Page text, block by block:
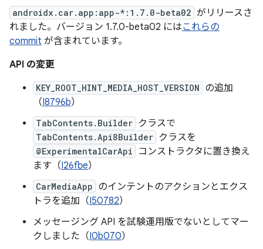
androidx.car.app:app-*:1.7.0-beta02 がリリースさ
れました。バージョン 1.7.0-beta02 にはこれらの
commit が含まれています。
API の変更
KEY_ROOT_HINT_MEDIA_HOST_VERSION の追加
（I8796b）
TabContents.Builder クラスで
TabContents.Api8Builder クラスを
@ExperimentalCarApi
コンストラクタに置き換え
ます（I26fbe）
CarMediaApp のインテントのアクションとエクス
トラを追加（I50782）
メッセージング API を試験運用版でないとしてマー
クしました（I0b070）